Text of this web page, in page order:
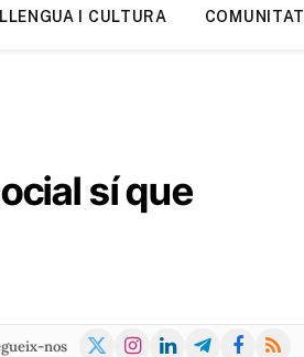
LLENGUA I CULTURA COMUNITAT
sí que
nos
X
Instagram
LinkedInTelegramFacebook
RSS